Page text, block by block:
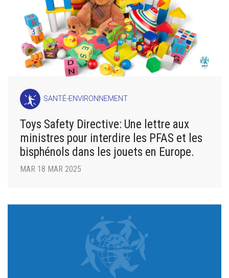
SANTÉ-ENVIRONNEMENT
Toys Safety Directive: Une lettre aux
ministres pour interdire les PFAS et les
bisphénols dans les jouets en Europe.
MAR 18 MAR 2025